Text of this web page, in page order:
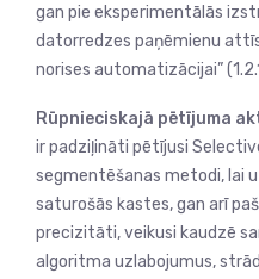
gan pie eksperimentālās
datorredzes paņēmienu
norises automatizācijai”
Rūpnieciskajā pētījuma
ir padziļināti pētījusi
segmentēšanas metodi, lai
saturošās kastes, gan arī
precizitāti, veikusi kaudzē
algoritma uzlabojumus,